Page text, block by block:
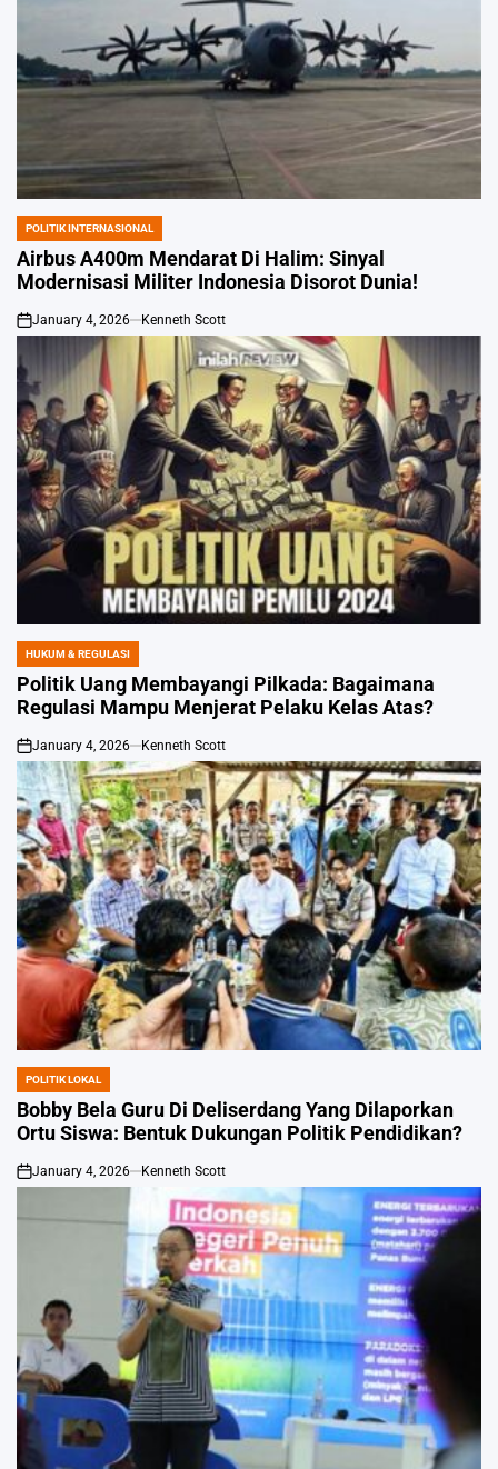
POSTED
IN
POLITIK INTERNASIONAL
Airbus A400m Mendarat Di Halim: Sinyal
Modernisasi Militer Indonesia Disorot Dunia!
on
January 4, 2026 Kenneth Scott
POSTED
IN
HUKUM & REGULASI
Politik Uang Membayangi Pilkada: Bagaimana
Regulasi Mampu Menjerat Pelaku Kelas Atas?
on
January 4, 2026 Kenneth Scott
POSTED
IN
POLITIK LOKAL
Bobby Bela Guru Di Deliserdang Yang Dilaporkan
Ortu Siswa: Bentuk Dukungan Politik Pendidikan?
on
January 4, 2026 Kenneth Scott